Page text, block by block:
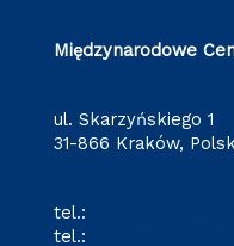
Międzynarodowe
ul. Skarzyńskiego 1
31-866 Kraków,
tel.:
tel.: